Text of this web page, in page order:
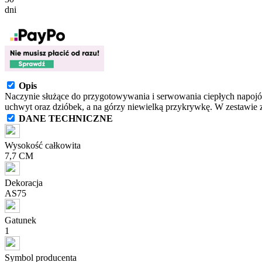
dni
Opis
Naczynie służące do przygotowywania i serwowania ciepłych
uchwyt oraz dzióbek, a na górzy niewielką przykrywkę. W zestawie
DANE TECHNICZNE
Wysokość całkowita
7,7 CM
Dekoracja
AS75
Gatunek
1
Symbol producenta